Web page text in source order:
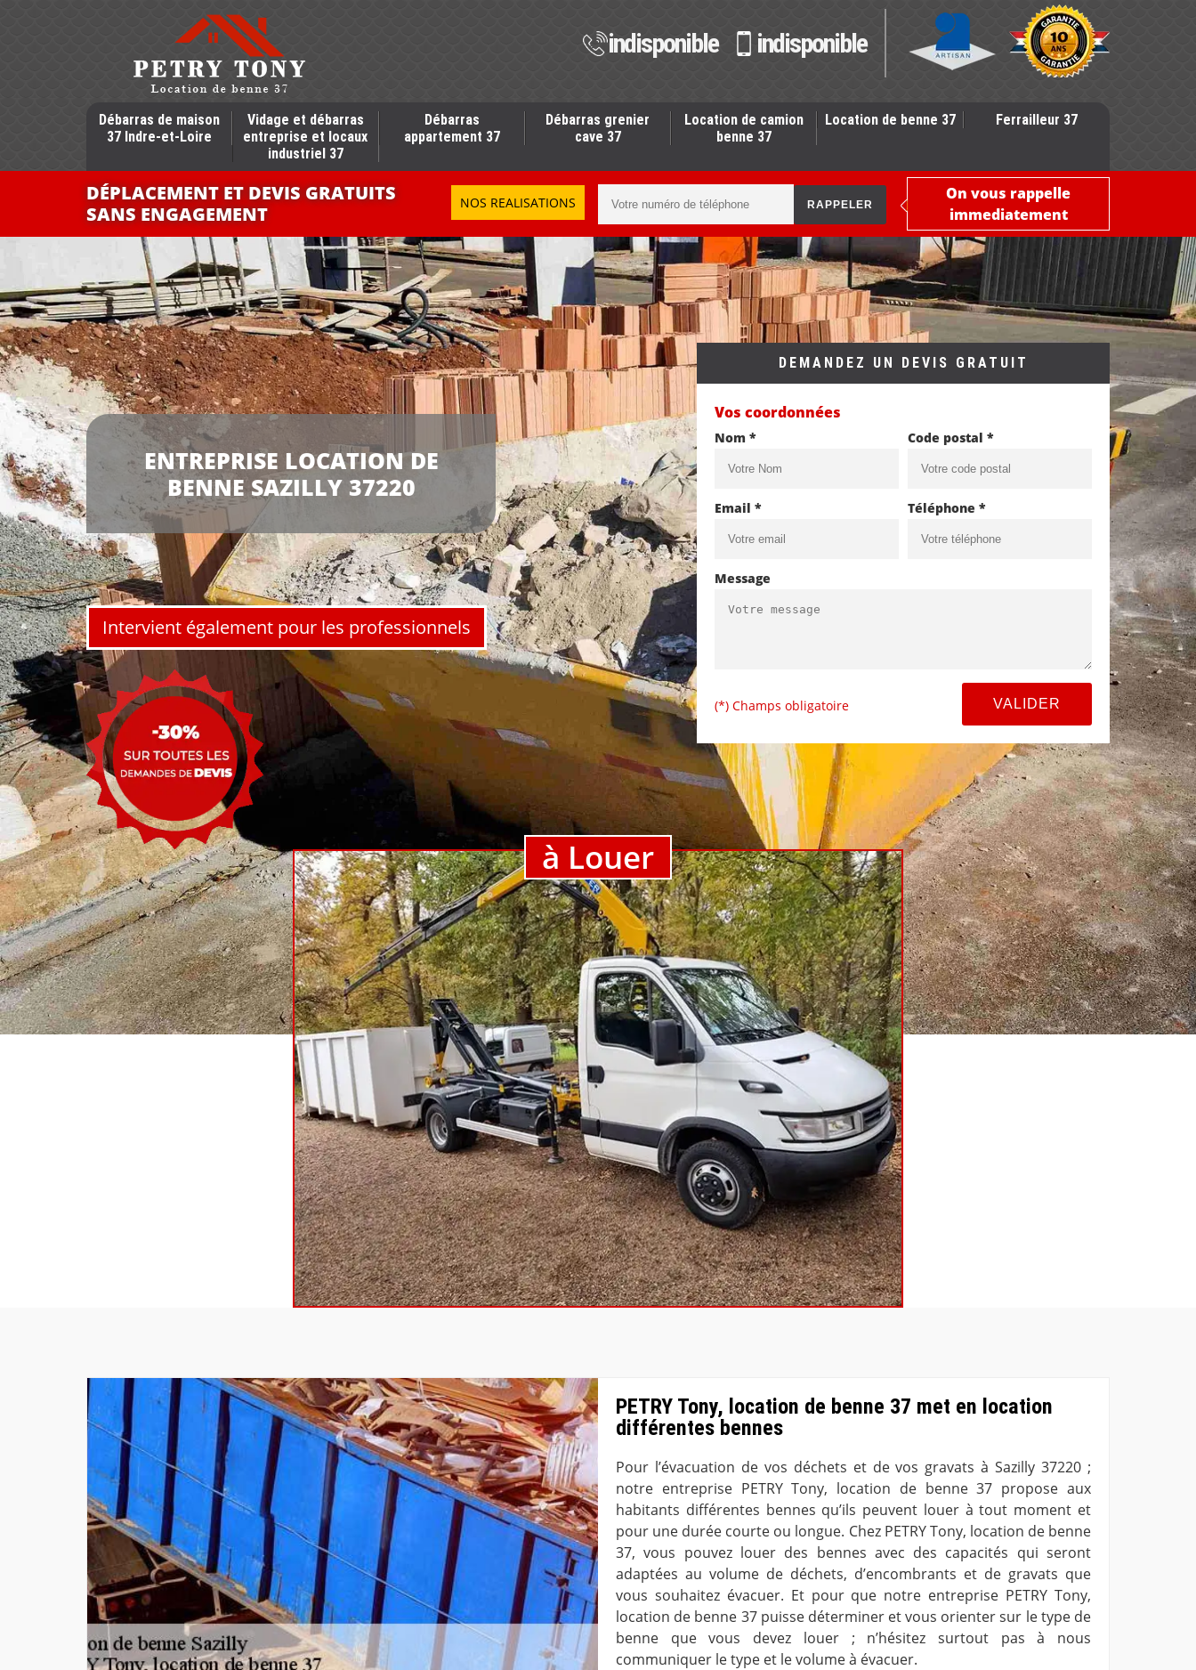
indisponible indisponible
Débarras de maison
37 Indre-et-Loire
Vidage et débarras
entreprise et locaux
industriel 37
Débarras
appartement 37
Débarras grenier
cave 37
Location de camion
benne 37
Location de benne 37 Ferrailleur 37
DÉPLACEMENT ET DEVIS GRATUITS
SANS ENGAGEMENT
NOS REALISATIONS
On vous rappelle
immediatement
ENTREPRISE LOCATION DE
BENNE SAZILLY 37220
Intervient également pour les professionnels
DEMANDEZ UN DEVIS GRATUIT
Vos coordonnées
Nom * Code postal *
Email * Téléphone *
Message
(*) Champs obligatoire
à Louer
PETRY Tony, location de benne 37 met en location
différentes bennes
Pour l’évacuation de vos déchets et de vos gravats à Sazilly 37220 ;
notre entreprise PETRY Tony, location de benne 37 propose aux
habitants différentes bennes qu’ils peuvent louer à tout moment et
pour une durée courte ou longue. Chez PETRY Tony, location de benne
37, vous pouvez louer des bennes avec des capacités qui seront
adaptées au volume de déchets, d’encombrants et de gravats que
vous souhaitez évacuer. Et pour que notre entreprise PETRY Tony,
location de benne 37 puisse déterminer et vous orienter sur le type de
benne que vous devez louer ; n’hésitez surtout pas à nous
communiquer le type et le volume à évacuer.